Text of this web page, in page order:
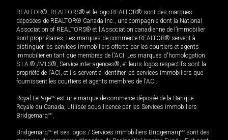
REALTOR®, REALTORS® et le logo REALTOR® sont des marques
déposées de REALTOR® Canada Inc., une compagnie dont la National
Association of REALTORS® et l'Association canadienne de l’immobilier
sont propriétaires. Les marques de commerce REALTOR® servent à
distinguer les services immobiliers offerts par les courtiers et agents
immobilier en tant que membres de l'ACI. Les marques d'homologation
S.I.A.® /MLS®, Service inter-agences®, et leurs logos respectifs sont la
propriété de l'ACI, et ils servent à identifier les services immobiliers que
fournissent les courtiers et agents membres de l'ACI.
Royal LePageMD est une marque de commerce déposée de la Banque
Royale du Canada, utilisée sous licence par les Services immobiliers
BridgemarqMD.
BridgemarqMD et ses logos / Services immobiliers BridgemarqMD sont des